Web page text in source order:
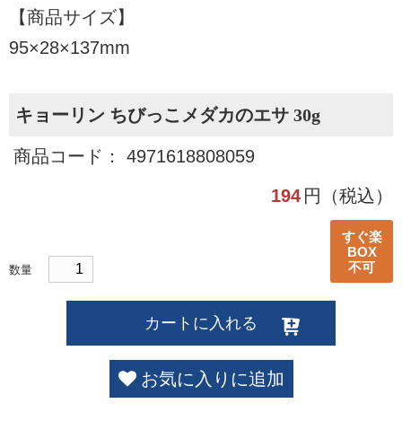
【商品サイズ】
95×28×137mm
キョーリン ちびっこメダカのエサ 30g
商品コード： 4971618808059
194 円（税込）
数量
すぐ楽
BOX
不可
カートに入れる
お気に入りに追加